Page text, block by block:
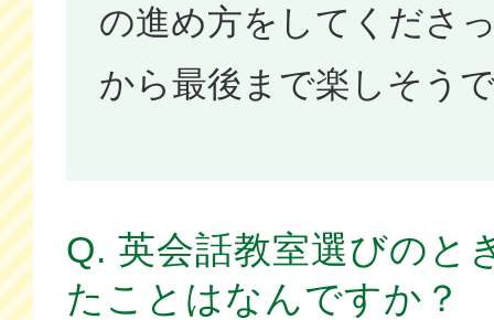
の進め方をしてくださ
から最後まで楽しそう
Q. 英会話教室選びのと
たことはなんですか？